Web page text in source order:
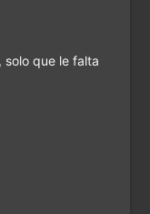
que le falta